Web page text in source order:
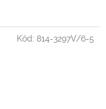
Kód: 814-3297V/6-5